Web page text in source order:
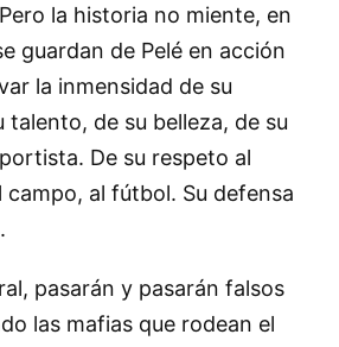
la historia no miente, en
guardan de Pelé en acción
la inmensidad de su
talento, de su belleza, de su
De su respeto al
al fútbol. Su defensa
pasarán y pasarán falsos
las mafias que rodean el